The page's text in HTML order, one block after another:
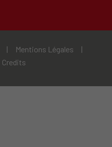
| Mentions Légales
|
Credits